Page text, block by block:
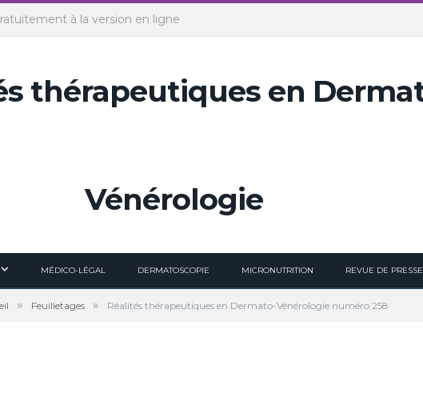
à la version en ligne
MÉDICO-LÉGAL DERMATOSCOPIE MICRONUTRITION REVUE DE PRESSE
» Feuilletages » Réalités thérapeutiques en Dermato-Vénérologie numéro 258